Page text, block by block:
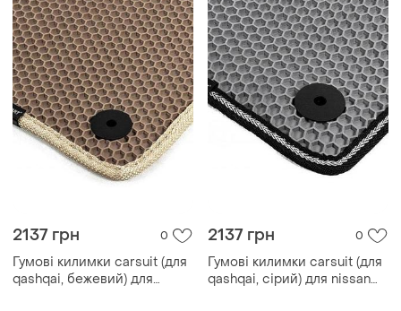
2137 грн 0
Гумові килимки carsuit (для
qashqai, бежевий) для
2137 грн 0
Гумові килимки carsuit (для
qashqai, сірий) для nissan